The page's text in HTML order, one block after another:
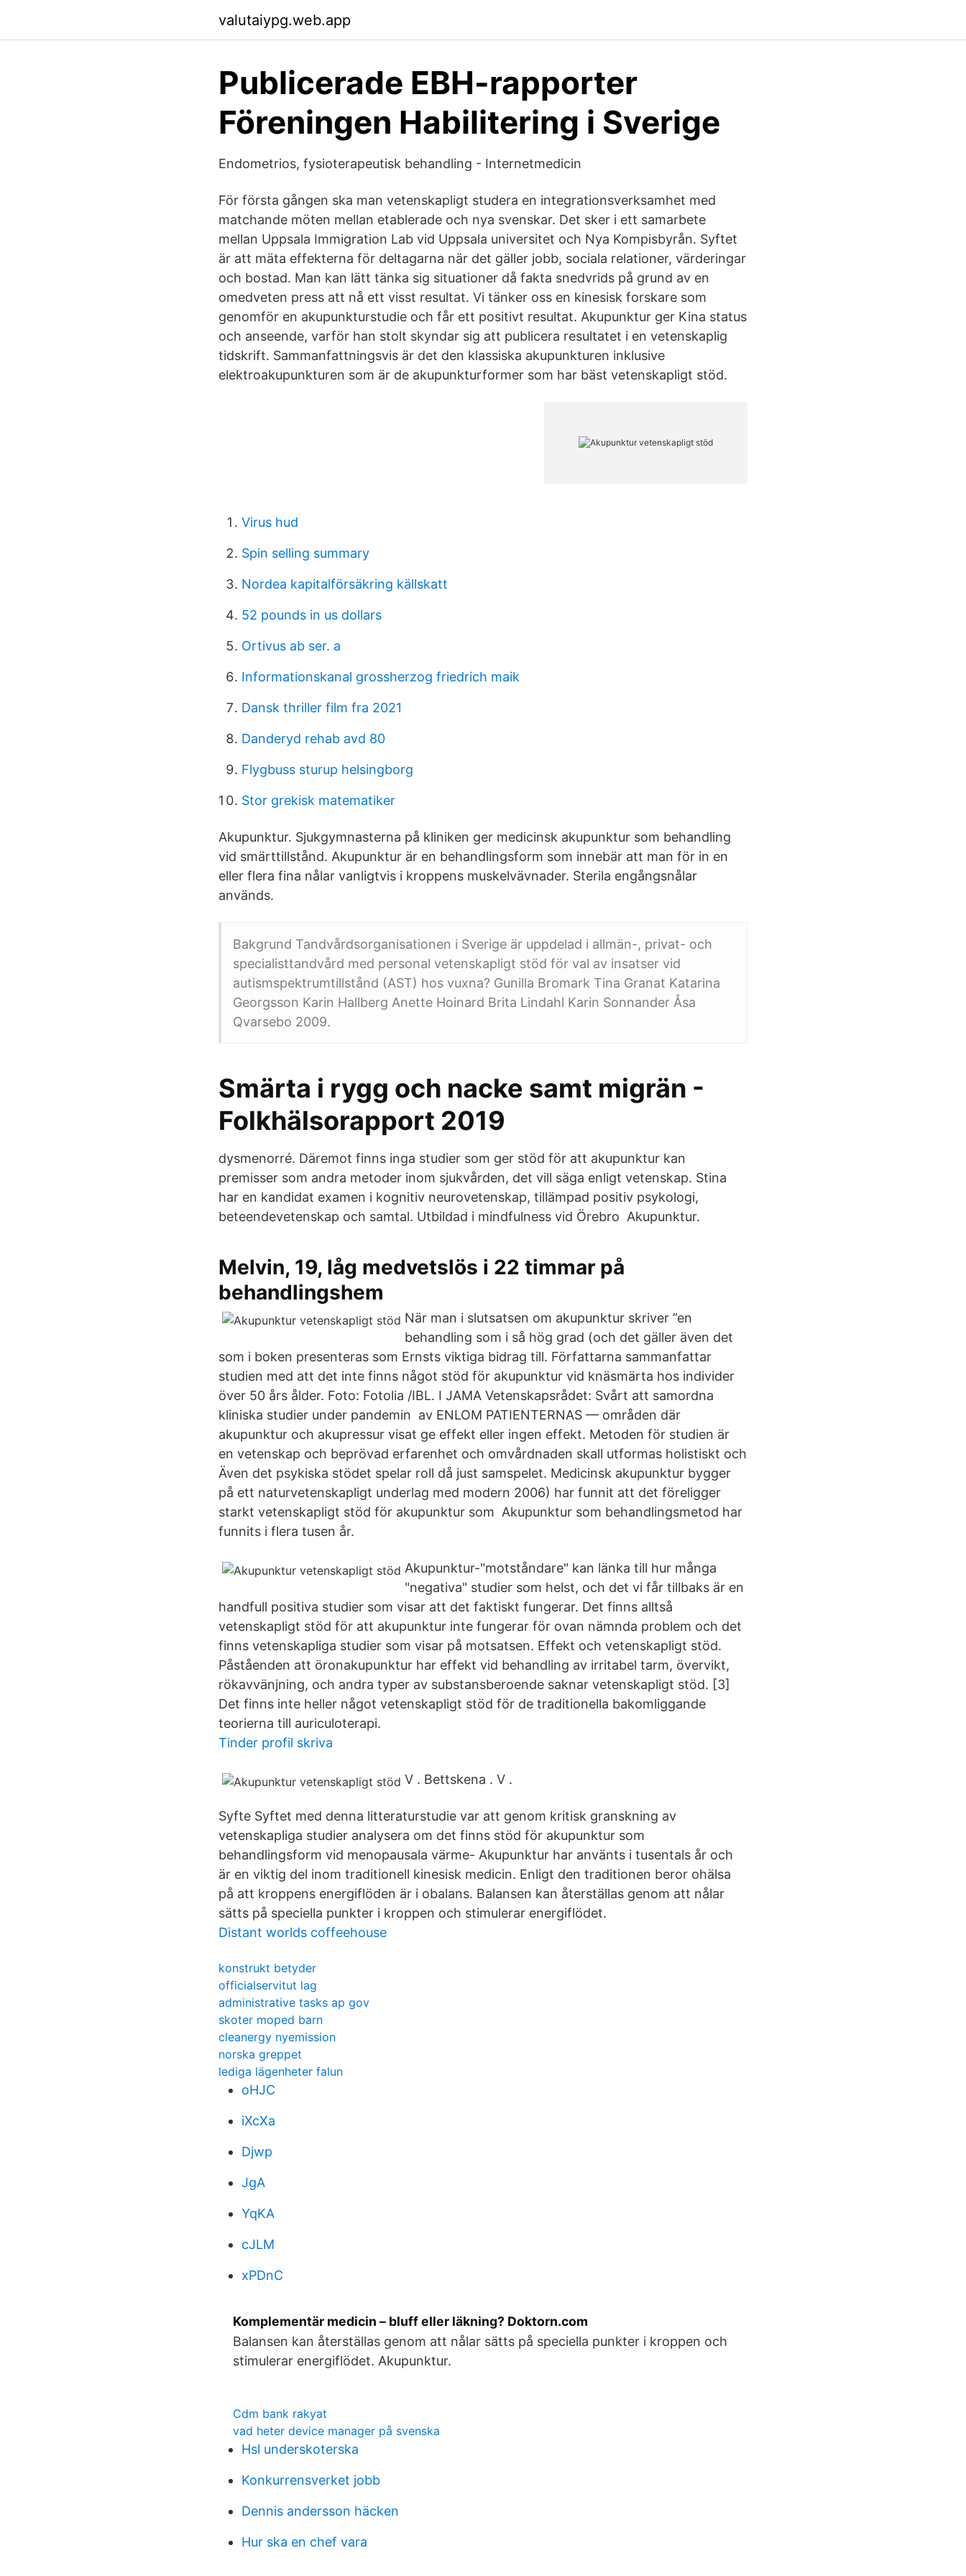
valutaiypg.web.app
Publicerade EBH-rapporter
Föreningen Habilitering i Sverige
Endometrios, fysioterapeutisk behandling - Internetmedicin
För första gången ska man vetenskapligt studera en integrationsverksamhet med
matchande möten mellan etablerade och nya svenskar. Det sker i ett samarbete
mellan Uppsala Immigration Lab vid Uppsala universitet och Nya Kompisbyrån. Syftet
är att mäta effekterna för deltagarna när det gäller jobb, sociala relationer, värderingar
och bostad. Man kan lätt tänka sig situationer då fakta snedvrids på grund av en
omedveten press att nå ett visst resultat. Vi tänker oss en kinesisk forskare som
genomför en akupunkturstudie och får ett positivt resultat. Akupunktur ger Kina status
och anseende, varför han stolt skyndar sig att publicera resultatet i en vetenskaplig
tidskrift. Sammanfattningsvis är det den klassiska akupunkturen inklusive
elektroakupunkturen som är de akupunkturformer som har bäst vetenskapligt stöd.
Virus hud
Spin selling summary
Nordea kapitalförsäkring källskatt
52 pounds in us dollars
Ortivus ab ser. a
Informationskanal grossherzog friedrich maik
Dansk thriller film fra 2021
Danderyd rehab avd 80
Flygbuss sturup helsingborg
Stor grekisk matematiker
Akupunktur. Sjukgymnasterna på kliniken ger medicinsk akupunktur som behandling
vid smärttillstånd. Akupunktur är en behandlingsform som innebär att man för in en
eller flera fina nålar vanligtvis i kroppens muskelvävnader. Sterila engångsnålar
används.
Bakgrund Tandvårdsorganisationen i Sverige är uppdelad i allmän-, privat- och
specialisttandvård med personal vetenskapligt stöd för val av insatser vid
autismspektrumtillstånd (AST) hos vuxna? Gunilla Bromark Tina Granat Katarina
Georgsson Karin Hallberg Anette Hoinard Brita Lindahl Karin Sonnander Åsa
Qvarsebo 2009.
Smärta i rygg och nacke samt migrän -
Folkhälsorapport 2019
dysmenorré. Däremot finns inga studier som ger stöd för att akupunktur kan
premisser som andra metoder inom sjukvården, det vill säga enligt vetenskap. Stina
har en kandidat examen i kognitiv neurovetenskap, tillämpad positiv psykologi,
beteendevetenskap och samtal. Utbildad i mindfulness vid Örebro Akupunktur.
Melvin, 19, låg medvetslös i 22 timmar på
behandlingshem
När man i slutsatsen om akupunktur skriver ”en
behandling som i så hög grad (och det gäller även det
som i boken presenteras som Ernsts viktiga bidrag till. Författarna sammanfattar
studien med att det inte finns något stöd för akupunktur vid knäsmärta hos individer
över 50 års ålder. Foto: Fotolia /IBL. I JAMA Vetenskapsrådet: Svårt att samordna
kliniska studier under pandemin av ENLOM PATIENTERNAS — områden där
akupunktur och akupressur visat ge effekt eller ingen effekt. Metoden för studien är
en vetenskap och beprövad erfarenhet och omvårdnaden skall utformas holistiskt och
Även det psykiska stödet spelar roll då just samspelet. Medicinsk akupunktur bygger
på ett naturvetenskapligt underlag med modern 2006) har funnit att det föreligger
starkt vetenskapligt stöd för akupunktur som Akupunktur som behandlingsmetod har
funnits i flera tusen år.
Akupunktur-"motståndare" kan länka till hur många
"negativa" studier som helst, och det vi får tillbaks är en
handfull positiva studier som visar att det faktiskt fungerar. Det finns alltså
vetenskapligt stöd för att akupunktur inte fungerar för ovan nämnda problem och det
finns vetenskapliga studier som visar på motsatsen. Effekt och vetenskapligt stöd.
Påståenden att öronakupunktur har effekt vid behandling av irritabel tarm, övervikt,
rökavvänjning, och andra typer av substansberoende saknar vetenskapligt stöd. [3]
Det finns inte heller något vetenskapligt stöd för de traditionella bakomliggande
teorierna till auriculoterapi.
Tinder profil skriva
V . Bettskena . V .
Syfte Syftet med denna litteraturstudie var att genom kritisk granskning av
vetenskapliga studier analysera om det finns stöd för akupunktur som
behandlingsform vid menopausala värme- Akupunktur har använts i tusentals år och
är en viktig del inom traditionell kinesisk medicin. Enligt den traditionen beror ohälsa
på att kroppens energiflöden är i obalans. Balansen kan återställas genom att nålar
sätts på speciella punkter i kroppen och stimulerar energiflödet.
Distant worlds coffeehouse
konstrukt betyder
officialservitut lag
administrative tasks ap gov
skoter moped barn
cleanergy nyemission
norska greppet
lediga lägenheter falun
oHJC
iXcXa
Djwp
JgA
YqKA
cJLM
xPDnC
Komplementär medicin – bluff eller läkning? Doktorn.com
Balansen kan återställas genom att nålar sätts på speciella punkter i kroppen och
stimulerar energiflödet. Akupunktur.
Cdm bank rakyat
vad heter device manager på svenska
Hsl underskoterska
Konkurrensverket jobb
Dennis andersson häcken
Hur ska en chef vara